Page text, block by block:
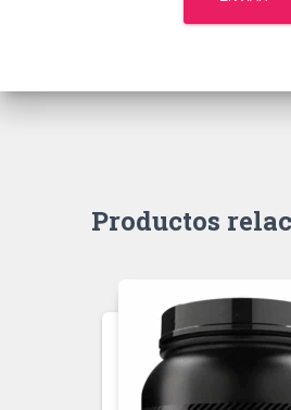
Productos